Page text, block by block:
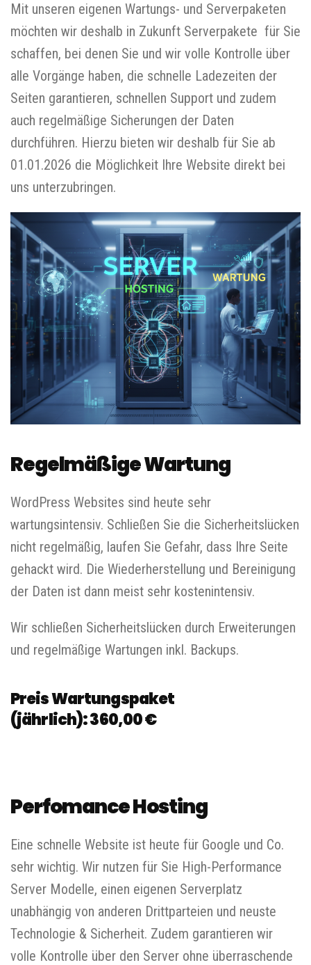
Mit unseren eigenen Wartungs- und Serverpaketen
möchten wir deshalb in Zukunft Serverpakete für Sie
schaffen, bei denen Sie und wir volle Kontrolle über
alle Vorgänge haben, die schnelle Ladezeiten der
Seiten garantieren, schnellen Support und zudem
auch regelmäßige Sicherungen der Daten
durchführen. Hierzu bieten wir deshalb für Sie ab
01.01.2026 die Möglichkeit Ihre Website direkt bei
uns unterzubringen.
Regelmäßige Wartung
WordPress Websites sind heute sehr
wartungsintensiv. Schließen Sie die Sicherheitslücken
nicht regelmäßig, laufen Sie Gefahr, dass Ihre Seite
gehackt wird. Die Wiederherstellung und Bereinigung
der Daten ist dann meist sehr kostenintensiv.
Wir schließen Sicherheitslücken durch Erweiterungen
und regelmäßige Wartungen inkl. Backups.
Preis Wartungspaket
(jährlich):360,00 €
Perfomance Hosting
Eine schnelle Website ist heute für Google und Co.
sehr wichtig. Wir nutzen für Sie High-Performance
Server Modelle, einen eigenen Serverplatz
unabhängig von anderen Drittparteien und neuste
Technologie & Sicherheit. Zudem garantieren wir
volle Kontrolle über den Server ohne überraschende